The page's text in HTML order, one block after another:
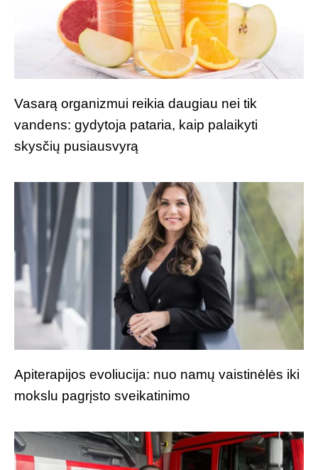
Vasarą organizmui reikia daugiau nei tik
vandens: gydytoja pataria, kaip palaikyti
skysčių pusiausvyrą
Apiterapijos evoliucija: nuo namų vaistinėlės iki
mokslu pagrįsto sveikatinimo